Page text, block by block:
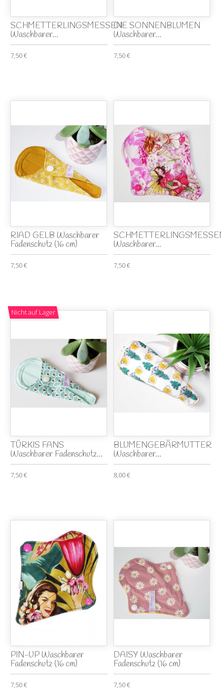
SCHMETTERLINGSMESSEN
Waschbarer...
7,50 €
DIE SONNENBLUMEN
Waschbarer...
7,50 €
RIAD GELB Waschbarer
Fadenschutz (16 cm)
7,50 €
Waschbarer...
7,50 €
Nicht auf Lager
TÜRKIS FANS
Waschbarer Fadenschutz...
7,50 €
BLUMENGEBÄRMUTTER
Waschbarer...
8,00 €
PIN-UP Waschbarer
Fadenschutz (16 cm)
7,50 €
DAISY Waschbarer
Fadenschutz (16 cm)
7,50 €